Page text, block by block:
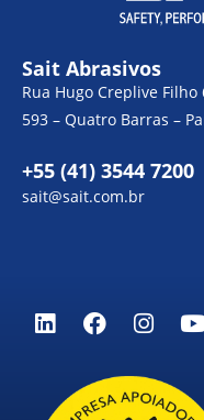
Sait Abrasivos
Rua Hugo Creplive
593 – Quatro Barras –
+55 (41) 3544 7200
sait@sait.com.br
L
i
e
F
a
e
b
I
n
t
a
Y
u